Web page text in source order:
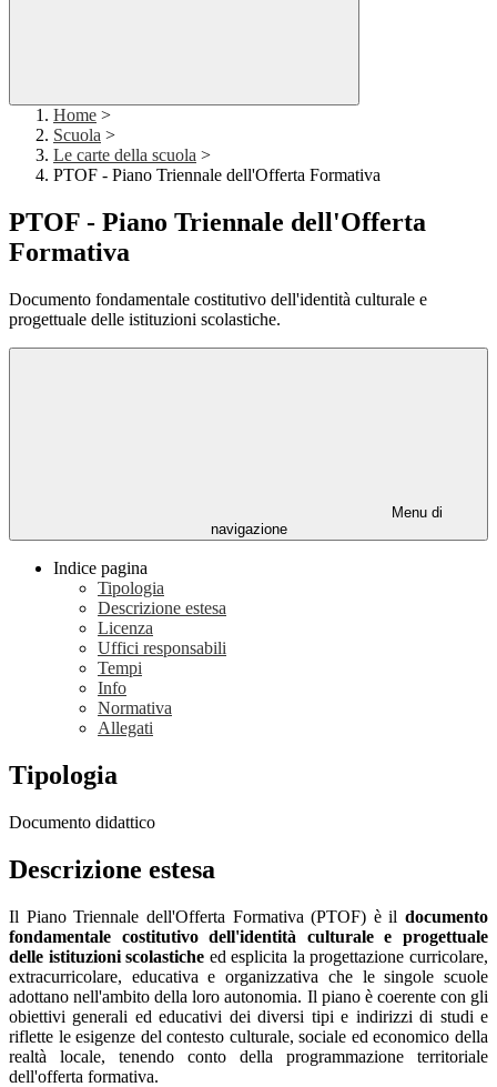
Home >
Scuola >
Le carte della scuola >
PTOF - Piano Triennale dell'Offerta Formativa
PTOF - Piano Triennale dell'Offerta
Formativa
Documento fondamentale costitutivo dell'identità culturale e
progettuale delle istituzioni scolastiche.
Menu di
navigazione
Indice pagina
Tipologia
Descrizione estesa
Licenza
Uffici responsabili
Tempi
Info
Normativa
Allegati
Tipologia
Documento didattico
Descrizione estesa
Il Piano Triennale dell'Offerta Formativa (PTOF) è il documento
fondamentale costitutivo dell'identità culturale e progettuale
delle istituzioni scolastiche ed esplicita la progettazione curricolare,
extracurricolare, educativa e organizzativa che le singole scuole
adottano nell'ambito della loro autonomia. Il piano è coerente con gli
obiettivi generali ed educativi dei diversi tipi e indirizzi di studi e
riflette le esigenze del contesto culturale, sociale ed economico della
realtà locale, tenendo conto della programmazione territoriale
dell'offerta formativa.